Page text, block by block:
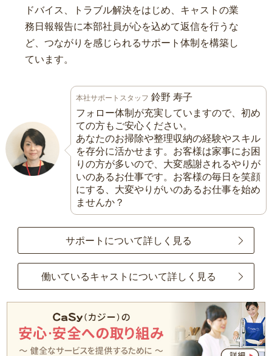
ドバイス、トラブル解決をはじめ、キャストの業
務日報報告に本部社員が心を込めて返信を行うな
ど、つながりを感じられるサポート体制を構築し
ています。
本社サポートスタッフ 鈴野 寿子
フォロー体制が充実していますので、初め
ての方もご安心ください。
あなたのお掃除や整理収納の経験やスキル
を存分に活かせます。お客様は家事にお困
りの方が多いので、大変感謝されるやりが
いのあるお仕事です。お客様の毎日を笑顔
にする、大変やりがいのあるお仕事を始め
ませんか？
サポートについて詳しく見る
働いているキャストについて詳しく見る